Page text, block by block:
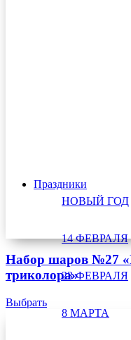
Праздники
НОВЫЙ ГОД
14 ФЕВРАЛЯ
23 ФЕВРАЛЯ
8 МАРТА
Набор шаров №27
триколора»
Выбрать